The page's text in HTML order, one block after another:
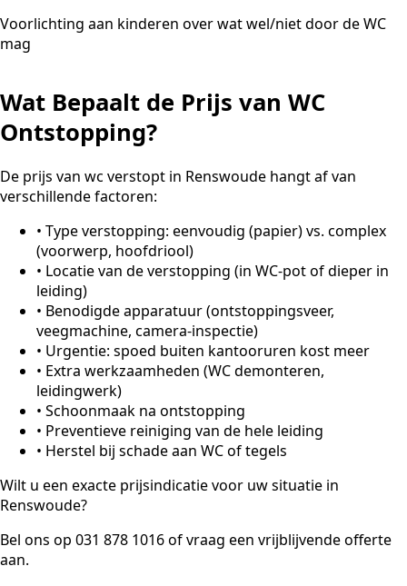
Voorlichting aan kinderen over wat wel/niet door de WC
mag
Wat Bepaalt de Prijs van WC
Ontstopping?
De prijs van wc verstopt in Renswoude hangt af van
verschillende factoren:
• Type verstopping: eenvoudig (papier) vs. complex
(voorwerp, hoofdriool)
• Locatie van de verstopping (in WC-pot of dieper in
leiding)
• Benodigde apparatuur (ontstoppingsveer,
veegmachine, camera-inspectie)
• Urgentie: spoed buiten kantooruren kost meer
• Extra werkzaamheden (WC demonteren,
leidingwerk)
• Schoonmaak na ontstopping
• Preventieve reiniging van de hele leiding
• Herstel bij schade aan WC of tegels
Wilt u een exacte prijsindicatie voor uw situatie in
Renswoude?
Bel ons op 031 878 1016 of vraag een vrijblijvende offerte
aan.